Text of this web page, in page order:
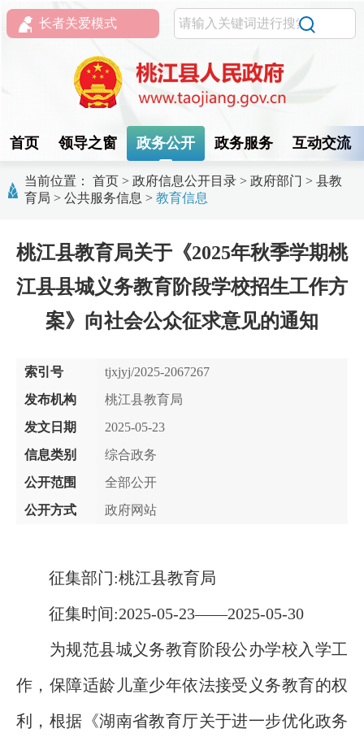
长者关爱模式
首页 领导之窗 政务公开 政务服务 互动交流
当前位置： 首页 > 政府信息公开目录 > 政府部门 > 县教
育局 > 公共服务信息 > 教育信息
桃江县教育局关于《2025年秋季学期桃
江县县城义务教育阶段学校招生工作方
案》向社会公众征求意见的通知
索引号
tjxjyj/2025-2067267
发布机构
桃江县教育局
发文日期
2025-05-23
信息类别
综合政务
公开范围
全部公开
公开方式
政府网站
征集部门:桃江县教育局
征集时间:2025-05-23——2025-05-30
为规范县城义务教育阶段公办学校入学工
作，保障适龄儿童少年依法接受义务教育的权
利，根据《湖南省教育厅关于进一步优化政务